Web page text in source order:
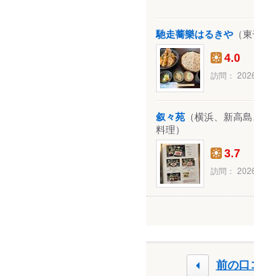
馳走蕎樂はるきや （
4.0
訪問：
叙々苑 （横浜、新高
料理）
3.7
訪問：
前の口